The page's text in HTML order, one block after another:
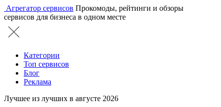
Агрегатор сервисов Прокомоды, рейтинги и обзоры
сервисов для бизнеса в одном месте
Категории
Топ сервисов
Блог
Реклама
Лучшее из лучших в августе 2026